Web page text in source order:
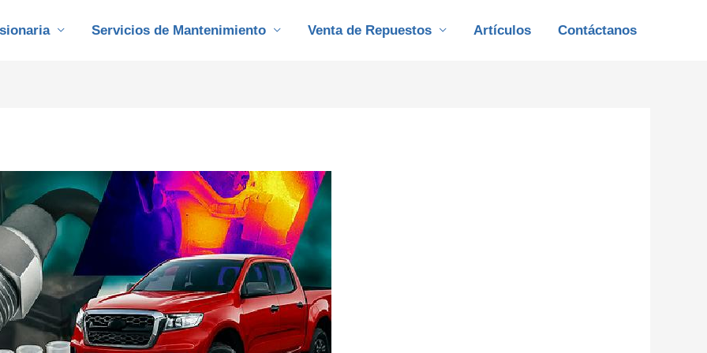
Servicios de Mantenimiento Venta de Repuestos Artículos Contáctanos